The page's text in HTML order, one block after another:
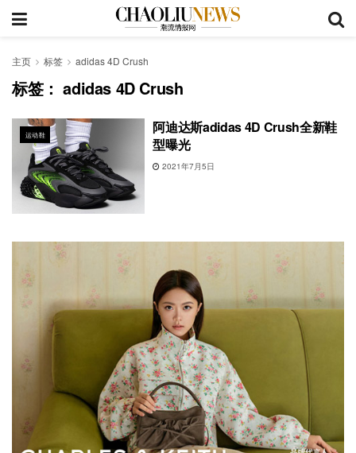
主页 标签 adidas 4D Crush
标签：adidas 4D Crush
运动鞋
阿迪达斯adidas 4D Crush全新鞋
型曝光
2021年7月5日